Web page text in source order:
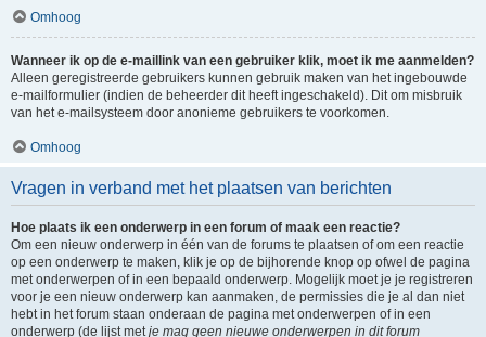
Omhoog
Wanneer ik op de e-maillink van een gebruiker klik, moet ik me aanmelden?
Alleen geregistreerde gebruikers kunnen gebruik maken van het ingebouwde
e-mailformulier (indien de beheerder dit heeft ingeschakeld). Dit om misbruik
van het e-mailsysteem door anonieme gebruikers te voorkomen.
Omhoog
Vragen in verband met het plaatsen van berichten
Hoe plaats ik een onderwerp in een forum of maak een reactie?
Om een nieuw onderwerp in één van de forums te plaatsen of om een reactie
op een onderwerp te maken, klik je op de bijhorende knop op ofwel de pagina
met onderwerpen of in een bepaald onderwerp. Mogelijk moet je je registreren
voor je een nieuw onderwerp kan aanmaken, de permissies die je al dan niet
hebt in het forum staan onderaan de pagina met onderwerpen of in een
onderwerp (de lijst metje mag geen nieuwe onderwerpen in dit forum